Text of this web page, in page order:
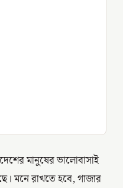
মানুষের ভালোবাসাই
মনে রাখতে হবে, গাজার